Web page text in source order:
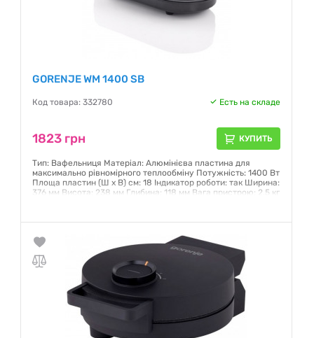
GORENJE WM 1400 SB
Код товара: 332780 Есть на складе
1823 грн КУПИТЬ
Тип: Вафельниця Матеріал: Алюмінієва пластина для
максимально рівномірного теплообміну Потужність: 1400 Вт
Площа пластин (Ш x В) см: 18 Індикатор роботи: так Ширина:
376 мм Висота: 238 мм Глибина: 118 мм Вага пристрою: 2,5 кг